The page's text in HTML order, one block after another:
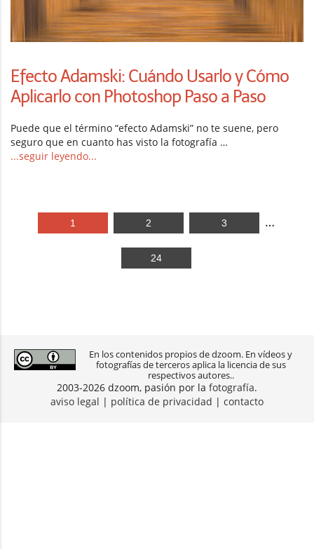
Efecto Adamski: Cuándo Usarlo y Cómo
Aplicarlo con Photoshop Paso a Paso
Puede que el término “efecto Adamski” no te suene, pero
seguro que en cuanto has visto la fotografía …
...seguir leyendo...
1 2 3 …
24
En los contenidos propios de dzoom. En vídeos y
fotografías de terceros aplica la licencia de sus
respectivos autores..
2003-2026 dzoom, pasión por la fotografía.
aviso legal | política de privacidad | contacto